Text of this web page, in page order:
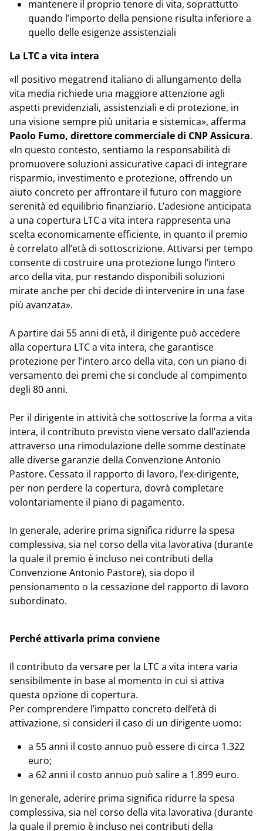
mantenere il proprio tenore di vita, soprattutto
quando l’importo della pensione risulta inferiore a
quello delle esigenze assistenziali
La LTC a vita intera
«Il positivo megatrend italiano di allungamento della
vita media richiede una maggiore attenzione agli
aspetti previdenziali, assistenziali e di protezione, in
una visione sempre più unitaria e sistemica», afferma
Paolo Fumo, direttore commerciale di CNP Assicura.
«In questo contesto, sentiamo la responsabilità di
promuovere soluzioni assicurative capaci di integrare
risparmio, investimento e protezione, offrendo un
aiuto concreto per affrontare il futuro con maggiore
serenità ed equilibrio finanziario. L’adesione anticipata
a una copertura LTC a vita intera rappresenta una
scelta economicamente efficiente, in quanto il premio
è correlato all’età di sottoscrizione. Attivarsi per tempo
consente di costruire una protezione lungo l’intero
arco della vita, pur restando disponibili soluzioni
mirate anche per chi decide di intervenire in una fase
più avanzata».
A partire dai 55 anni di età, il dirigente può accedere
alla copertura LTC a vita intera, che garantisce
protezione per l’intero arco della vita, con un piano di
versamento dei premi che si conclude al compimento
degli 80 anni.
Per il dirigente in attività che sottoscrive la forma a vita
intera, il contributo previsto viene versato dall’azienda
attraverso una rimodulazione delle somme destinate
alle diverse garanzie della Convenzione Antonio
Pastore. Cessato il rapporto di lavoro, l’ex-dirigente,
per non perdere la copertura, dovrà completare
volontariamente il piano di pagamento.
In generale, aderire prima significa ridurre la spesa
complessiva, sia nel corso della vita lavorativa (durante
la quale il premio è incluso nei contributi della
Convenzione Antonio Pastore), sia dopo il
pensionamento o la cessazione del rapporto di lavoro
subordinato.
Perché attivarla prima conviene
Il contributo da versare per la LTC a vita intera varia
sensibilmente in base al momento in cui si attiva
questa opzione di copertura.
Per comprendere l’impatto concreto dell’età di
attivazione, si consideri il caso di un dirigente uomo:
a 55 anni il costo annuo può essere di circa 1.322
euro;
a 62 anni il costo annuo può salire a 1.899 euro.
In generale, aderire prima significa ridurre la spesa
complessiva, sia nel corso della vita lavorativa (durante
la quale il premio è incluso nei contributi della